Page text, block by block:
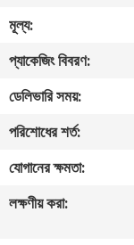
কারখানা
ভ্রমণ
মান
নিয়ন্ত্রণ
যোগাযোগ
মূল্য:
প্যাকেজিং বিবরণ:
ডেলিভারি সময়:
পরিশোধের শর্ত:
যোগানের ক্ষমতা:
লক্ষণীয় করা: